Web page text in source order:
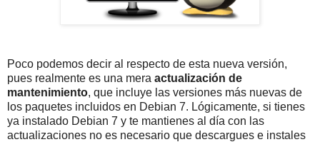
Poco podemos decir al respecto de esta nueva versión,
pues realmente es una mera actualización de
mantenimiento, que incluye las versiones más nuevas de
los paquetes incluidos en Debian 7. Lógicamente, si tienes
ya instalado Debian 7 y te mantienes al día con las
actualizaciones no es necesario que descargues e instales